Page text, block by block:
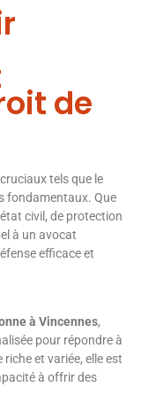
de
tels que le
fondamentaux. Que
civil, de protection
à un avocat
efficace et
à Vincennes,
pour répondre à
et variée, elle est
à offrir des